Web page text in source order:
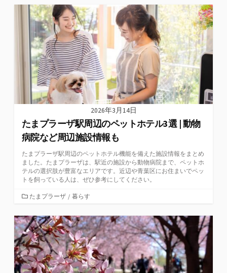
2026年3月14日
たまプラーザ駅周辺のペットホテル3選 | 動物
病院など周辺施設情報も
たまプラーザ駅周辺のペットホテル機能を備えた施設情報をまとめ
ました。たまプラーザは、駅近の施設から動物病院まで、ペットホ
テルの選択肢が豊富なエリアです。近辺や青葉区にお住まいでペッ
トを飼っている人は、ぜひ参考にしてください。
カ
ゴ
リ
ー
たまプラーザ / 暮らす